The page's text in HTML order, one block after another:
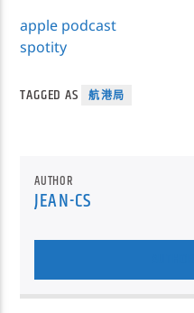
apple podcast
spotity
TAGGED AS 航港局
AUTHOR
JEAN-CS